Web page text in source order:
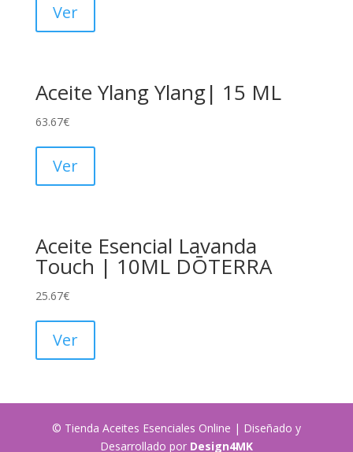
Ver
Aceite Ylang Ylang| 15 ML
63.67€
Ver
Aceite Esencial Lavanda
Touch | 10ML DŌTERRA
25.67€
Ver
© Tienda Aceites Esenciales Online | Diseñado y
Desarrollado porDesign4MK